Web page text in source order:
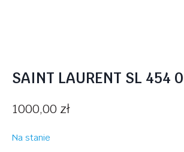
SAINT LAURENT SL 454
1000,00 zł
Na stanie